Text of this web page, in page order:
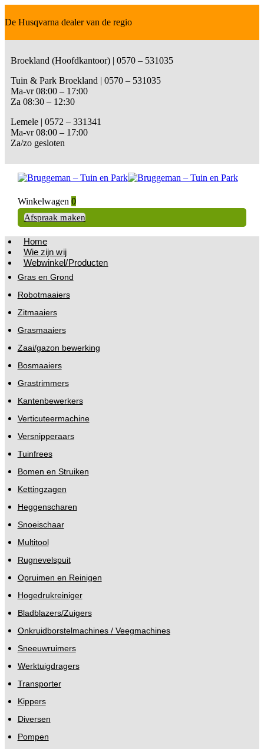
De Husqvarna dealer van de regio
Broekland (Hoofdkantoor) | 0570 – 531035
Tuin & Park Broekland | 0570 – 531035
Ma-vr 08:00 – 17:00
Za 08:30 – 12:30
Lemele | 0572 – 331341
Ma-vr 08:00 – 17:00
Za/zo gesloten
Winkelwagen 0
Afspraak maken
Home
Wie zijn wij
Webwinkel/Producten
Gras en Grond
Robotmaaiers
Zitmaaiers
Grasmaaiers
Zaai/gazon bewerking
Bosmaaiers
Grastrimmers
Kantenbewerkers
Verticuteermachine
Versnipperaars
Tuinfrees
Bomen en Struiken
Kettingzagen
Heggenscharen
Snoeischaar
Multitool
Rugnevelspuit
Opruimen en Reinigen
Hogedrukreiniger
Bladblazers/Zuigers
Onkruidborstelmachines / Veegmachines
Sneeuwruimers
Werktuigdragers
Transporter
Kippers
Diversen
Pompen